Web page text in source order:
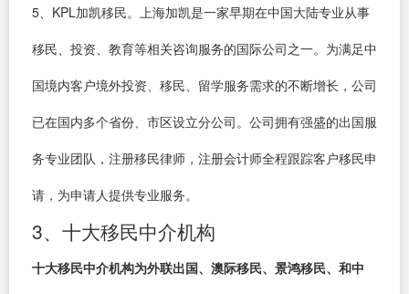
5、KPL加凯移民。上海加凯是一家早期在中国大陆专业从事
移民、投资、教育等相关咨询服务的国际公司之一。为满足中
国境内客户境外投资、移民、留学服务需求的不断增长，公司
已在国内多个省份、市区设立分公司。公司拥有强盛的出国服
务专业团队，注册移民律师，注册会计师全程跟踪客户移民申
请，为申请人提供专业服务。
3、十大移民中介机构
十大移民中介机构为外联出国、澳际移民、景鸿移民、和中